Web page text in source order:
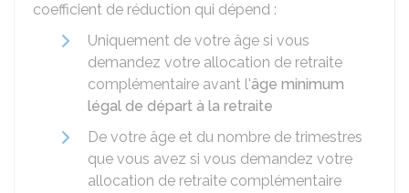
coefficient de réduction qui dépend :
Uniquement de votre âge si vous
demandez votre allocation de retraite
complémentaire avant l'âge minimum
légal de départ à la retraite
De votre âge et du nombre de trimestres
que vous avez si vous demandez votre
allocation de retraite complémentaire